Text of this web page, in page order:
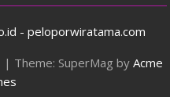
- peloporwiratama.com
| Theme: SuperMag by Acme